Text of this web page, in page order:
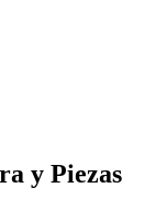
y Piezas